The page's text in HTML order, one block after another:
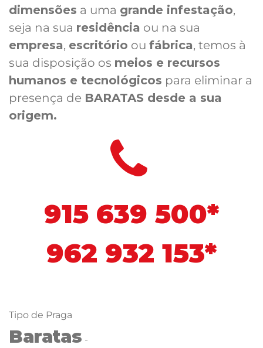
dimensões a uma grande infestação,
seja na sua residência ou na sua
empresa, escritório ou fábrica, temos à
sua disposição os meios e recursos
humanos e tecnológicos para eliminar a
presença de BARATAS desde a sua
origem.
915 639 500*
962 932 153*
Tipo de Praga
Baratas -